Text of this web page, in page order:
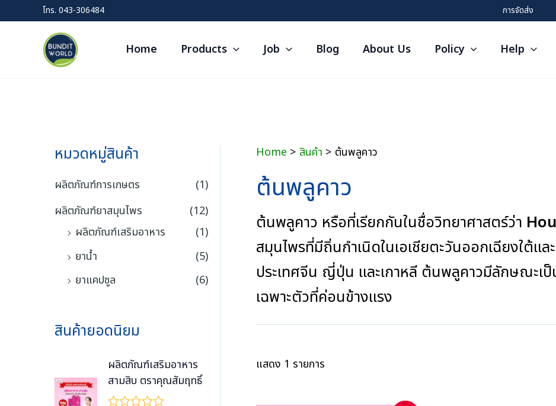
to
โทร. 043-306484 การจัดส่ง
Home Products Job Blog About Us Policy Help
หมวดหมู่สินค้า
ผลิตภัณฑ์การเกษตร
(1)
ผลิตภัณฑ์ยาสมุนไพร
(12)
ผลิตภัณฑ์เสริมอาหาร
(1)
ยาน้ำ
(5)
ยาแคปซูล
(6)
สินค้ายอดนิยม
ผลิตภัณฑ์เสริมอาหาร
สามสิบ ตราคุณสัมฤทธิ์
Home สินค้า ต้นพลูคาว
ต้นพลูคาว
ต้นพลูคาว หรือที่เรียกกันในชื่อวิทยาศาสตร์ว่า
สมุนไพรที่มีถิ่นกำเนิดในเอเชียตะวันออกเฉียงใต้แล
ประเทศจีน ญี่ปุ่น และเกาหลี ต้นพลูคาวมีลักษณะเป็
เฉพาะตัวที่ค่อนข้างแรง
แสดง 1 รายการ